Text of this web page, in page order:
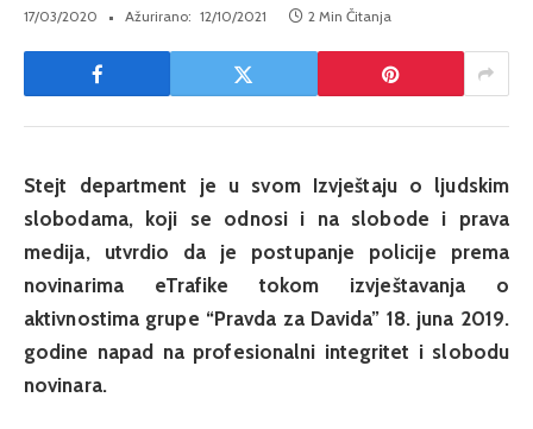
17/03/2020 Ažurirano: 12/10/2021 2 Min Čitanja
Stejt department je u svom Izvještaju o ljudskim
slobodama, koji se odnosi i na slobode i prava
medija, utvrdio da je postupanje policije prema
novinarima eTrafike tokom izvještavanja o
aktivnostima grupe “Pravda za Davida” 18. juna 2019.
godine napad na profesionalni integritet i slobodu
novinara.